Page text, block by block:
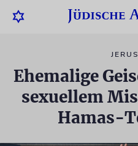
Ehemalige
sexuellem
Hamas-